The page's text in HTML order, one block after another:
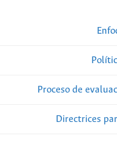
Proceso de
Directrices